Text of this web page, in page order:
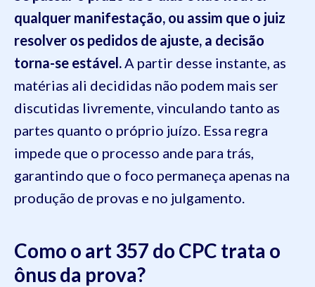
qualquer manifestação, ou assim que o juiz
resolver os pedidos de ajuste, a decisão
torna-se estável. A partir desse instante, as
matérias ali decididas não podem mais ser
discutidas livremente, vinculando tanto as
partes quanto o próprio juízo. Essa regra
impede que o processo ande para trás,
garantindo que o foco permaneça apenas na
produção de provas e no julgamento.
Como o art 357 do CPC trata o
ônus da prova?